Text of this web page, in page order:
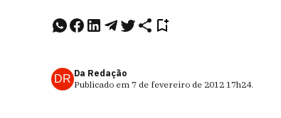
DR Da Redação
Publicado em 7 de fevereiro de 2012 17h24.